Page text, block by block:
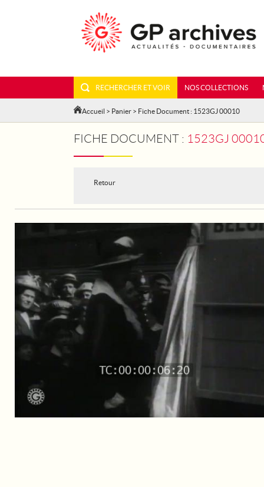
RECHERCHER ET VOIR NOS COLLECTIONS
Accueil > Panier > Fiche Document : 1523GJ 00010
FICHE DOCUMENT : 1523GJ 00010 -
Retour